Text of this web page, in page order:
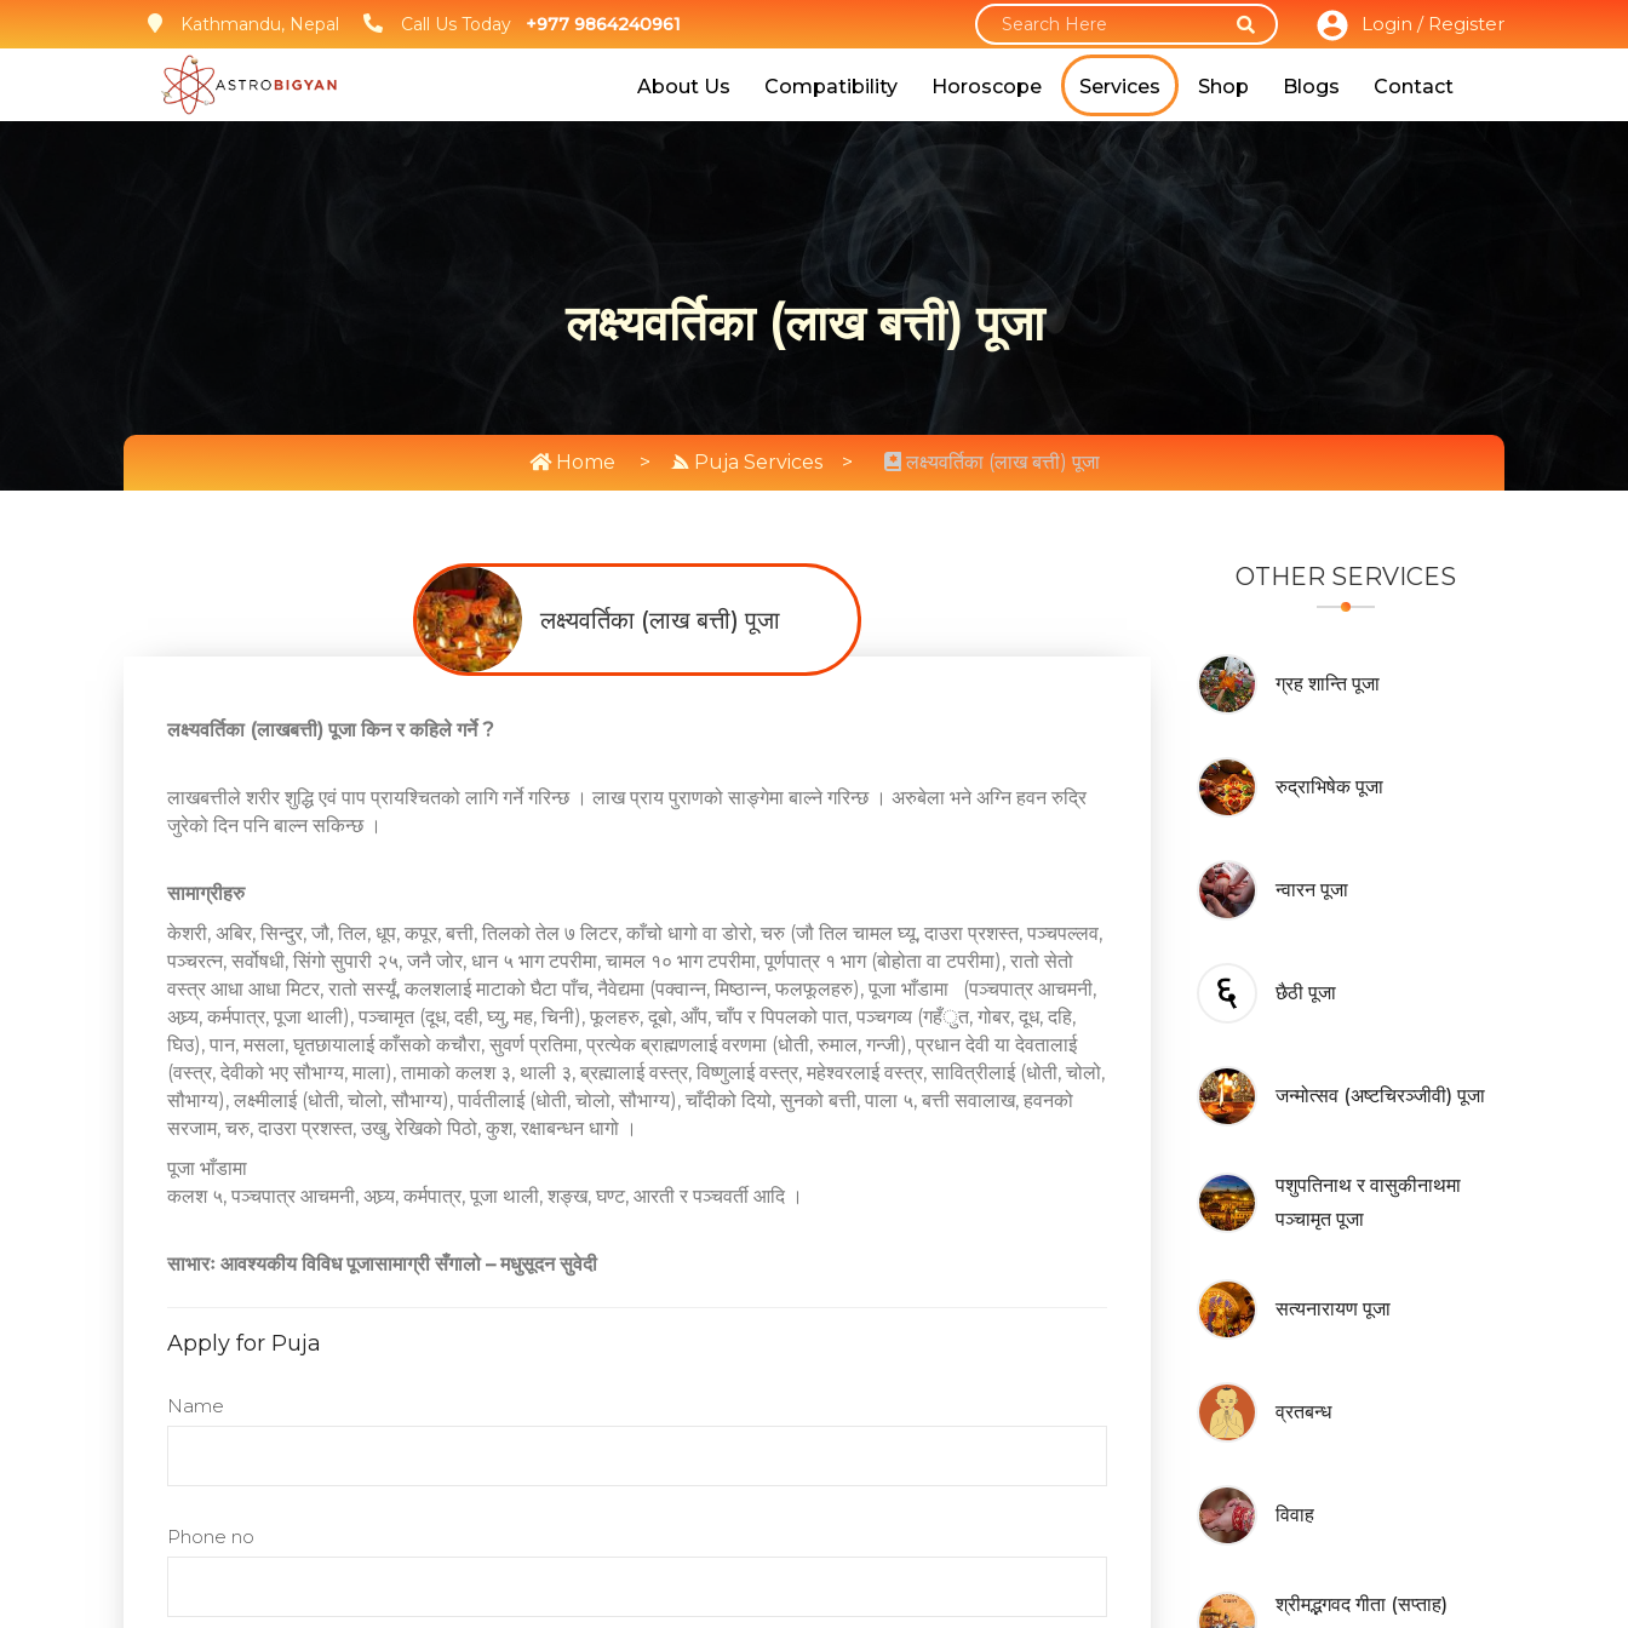
Kathmandu, Nepal Call Us Today +977 9864240961 Login / Register
About Us Compatibility Horoscope Services Shop Blogs Contact
लक्ष्यवर्तिका (लाख बत्ती) पूजा
Home > Puja Services> लक्ष्यवर्तिका (लाख बत्ती) पूजा
लक्ष्यवर्तिका (लाख बत्ती) पूजा
लक्ष्यवर्तिका (लाखबत्ती) पूजा किन र कहिले गर्ने ?
लाखबत्तीले शरीर शुद्धि एवं पाप प्रायश्चितको लागि गर्ने गरिन्छ । लाख प्राय पुराणको साङ्गेमा बाल्ने गरिन्छ । अरुबेला भने अग्नि हवन रुद्रि
जुरेको दिन पनि बाल्न सकिन्छ ।
सामाग्रीहरु
केशरी, अबिर, सिन्दुर, जौ, तिल, धूप, कपूर, बत्ती, तिलको तेल ७ लिटर, काँचो धागो वा डोरो, चरु (जौ तिल चामल घ्यू, दाउरा प्रशस्त, पञ्चपल्लव,
पञ्चरत्न, सर्वोषधी, सिंगो सुपारी २५, जनै जोर, धान ५ भाग टपरीमा, चामल १० भाग टपरीमा, पूर्णपात्र १ भाग (बोहोता वा टपरीमा), रातो सेतो
वस्त्र आधा आधा मिटर, रातो सर्स्यूं, कलशलाई माटाको घैटा पाँच, नैवेद्यमा (पक्वान्न, मिष्ठान्न, फलफूलहरु), पूजा भाँडामा (पञ्चपात्र आचमनी,
अघ्र्य, कर्मपात्र, पूजा थाली), पञ्चामृत (दूध, दही, घ्यु, मह, चिनी), फूलहरु, दूबो, आँप, चाँप र पिपलको पात, पञ्चगव्य (गहँुत, गोबर, दूध, दहि,
घिउ), पान, मसला, घृतछायालाई काँसको कचौरा, सुवर्ण प्रतिमा, प्रत्येक ब्राह्मणलाई वरणमा (धोती, रुमाल, गन्जी), प्रधान देवी या देवतालाई
(वस्त्र, देवीको भए सौभाग्य, माला), तामाको कलश ३, थाली ३, ब्रह्मालाई वस्त्र, विष्णुलाई वस्त्र, महेश्वरलाई वस्त्र, सावित्रीलाई (धोती, चोलो,
सौभाग्य), लक्ष्मीलाई (धोती, चोलो, सौभाग्य), पार्वतीलाई (धोती, चोलो, सौभाग्य), चाँदीको दियो, सुनको बत्ती, पाला ५, बत्ती सवालाख, हवनको
सरजाम, चरु, दाउरा प्रशस्त, उखु, रेखिको पिठो, कुश, रक्षाबन्धन धागो ।
पूजा भाँडामा
कलश ५, पञ्चपात्र आचमनी, अघ्र्य, कर्मपात्र, पूजा थाली, शङ्ख, घण्ट, आरती र पञ्चवर्ती आदि ।
साभारः आवश्यकीय विविध पूजासामाग्री सँगालो – मधुसूदन सुवेदी
Apply for Puja
Name
Phone no
OTHER SERVICES
ग्रह शान्ति पूजा
रुद्राभिषेक पूजा
न्वारन पूजा
छैठी पूजा
जन्मोत्सव (अष्टचिरञ्जीवी) पूजा
पशुपतिनाथ र वासुकीनाथमा
पञ्चामृत पूजा
सत्यनारायण पूजा
व्रतबन्ध
विवाह
श्रीमद्भगवद गीता (सप्ताह)